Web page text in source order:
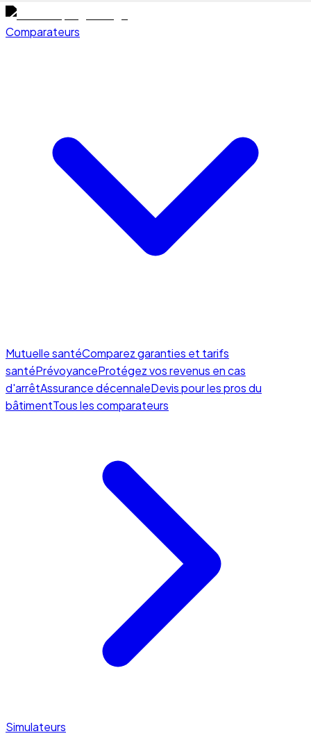
Comparateurs
Mutuelle santéComparez garanties et tarifs
santéPrévoyanceProtégez vos revenus en cas
d'arrêtAssurance décennaleDevis pour les pros du
bâtimentTous les comparateurs
Simulateurs